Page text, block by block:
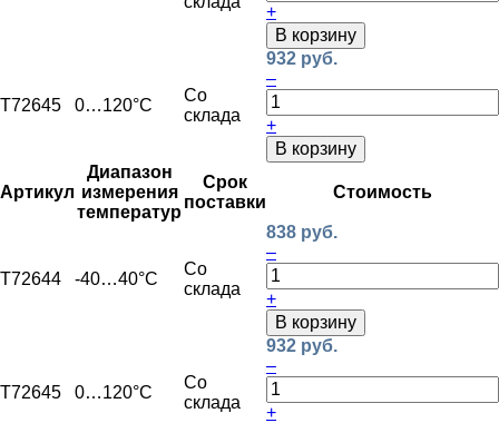
+
В корзину
T72645 0…120°C
Со
склада
932 руб.
–
+
В корзину
Артикул
Диапазон
измерения
температур
Срок
поставки
Стоимость
T72644 -40…40°C
Со
склада
838 руб.
–
+
В корзину
T72645 0…120°C
Со
склада
932 руб.
–
+